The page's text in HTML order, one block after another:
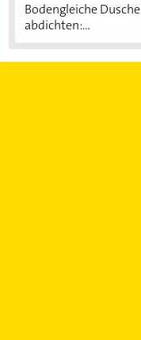
Bodengleiche Dusche
abdichten:...